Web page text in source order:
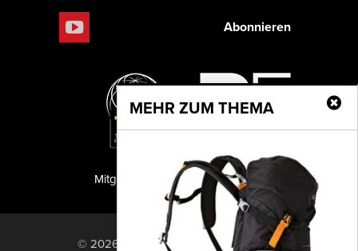
MEHR ZUM THEMA
Abonnieren
PF Publishing GmbH
Mitglied der TIPA
© 2026 PF Publishing GmbH. All rights